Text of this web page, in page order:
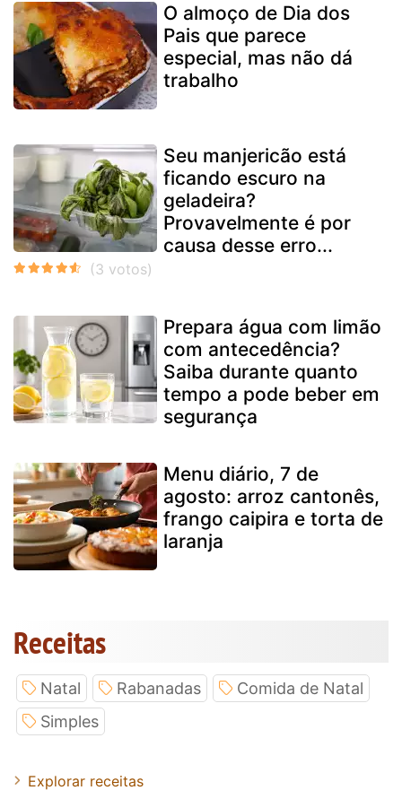
O almoço de Dia dos
Pais que parece
especial, mas não dá
trabalho
Seu manjericão está
ficando escuro na
geladeira?
Provavelmente é por
causa desse erro...
Prepara água com limão
com antecedência?
Saiba durante quanto
tempo a pode beber em
segurança
Menu diário, 7 de
agosto: arroz cantonês,
frango caipira e torta de
laranja
Receitas
Natal Rabanadas
Comida de Natal
Simples
Explorar receitas